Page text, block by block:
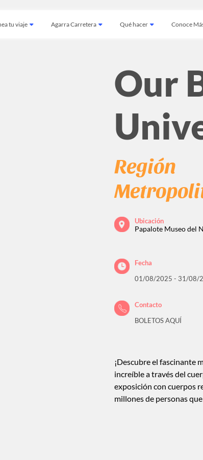
tu viaje Agarra Carretera Qué hacer Conoce
Our
Región
Ubicación
Papalote Museo del
Fecha
01/08/2025 - 31/08/
Contacto
BOLETOS AQUÍ
¡Descubre el fascinante
increíble a través del
exposición con cuerpos
millones de personas